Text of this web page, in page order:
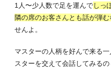
1人〜少人数で足を運んでしっ
隣の席のお客さんとも話が弾む
せんよ。
マスターの人柄を好んで来る
スターを交えて会話してみるの